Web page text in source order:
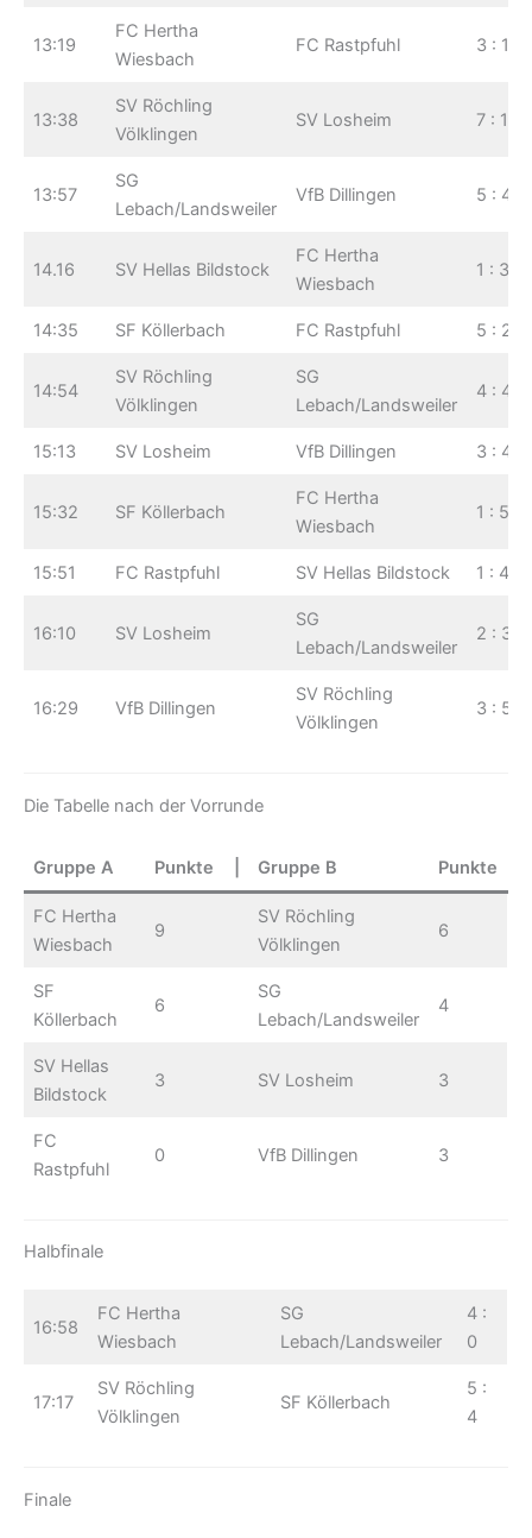
13:19
FC Hertha
Wiesbach
FC Rastpfuhl 3 : 1
13:38
SV Röchling
Völklingen
SV Losheim 7 : 1
13:57
SG
Lebach/Landsweiler
VfB Dillingen 5 : 4
14.16 SV Hellas Bildstock
FC Hertha
Wiesbach
1 : 3
14:35 SF Köllerbach FC Rastpfuhl 5 : 2
14:54
SV Röchling
Völklingen
SG
Lebach/Landsweiler
4 : 4
15:13 SV Losheim VfB Dillingen 3 : 4
15:32 SF Köllerbach
FC Hertha
Wiesbach
1 : 5
15:51 FC Rastpfuhl SV Hellas Bildstock 1 : 4
16:10 SV Losheim
SG
Lebach/Landsweiler
2 : 3
16:29 VfB Dillingen
SV Röchling
Völklingen
3 : 5
Die Tabelle nach der Vorrunde
Gruppe A Punkte Gruppe B Punkte
FC Hertha
Wiesbach
9
SV Röchling
Völklingen
6
SF
Köllerbach
6
SG
Lebach/Landsweiler
4
SV Hellas
Bildstock
3 SV Losheim 3
FC
Rastpfuhl
0 VfB Dillingen 3
Halbfinale
16:58
FC Hertha
Wiesbach
SG
Lebach/Landsweiler
4 :
0
17:17
SV Röchling
Völklingen
SF Köllerbach
5 :
4
Finale